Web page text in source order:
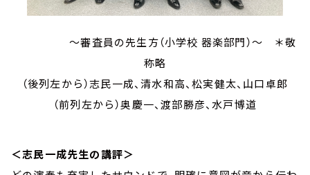
～審査員の先生方（小学校 器楽部門）～ ＊敬
称略
（後列左から）志民一成、清水和高、松実健太、山口卓郎
（前列左から）奥慶一、渡部勝彦、水戸博道
＜志民一成先生の講評＞